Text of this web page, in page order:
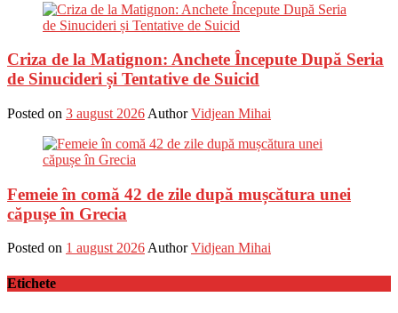
Criza de la Matignon: Anchete Începute După Seria
de Sinucideri și Tentative de Suicid
Posted on 3 august 2026 Author Vidjean Mihai
Femeie în comă 42 de zile după mușcătura unei
căpușe în Grecia
Posted on 1 august 2026 Author Vidjean Mihai
Etichete